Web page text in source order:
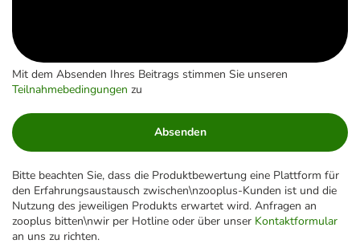
Mit dem Absenden Ihres Beitrags stimmen Sie unseren
Teilnahmebedingungen zu
Absenden
Bitte beachten Sie, dass die Produktbewertung eine Plattform für
den Erfahrungsaustausch zwischen\nzooplus-Kunden ist und die
Nutzung des jeweiligen Produkts erwartet wird. Anfragen an
zooplus bitten\nwir per Hotline oder über unser Kontaktformular
an uns zu richten.